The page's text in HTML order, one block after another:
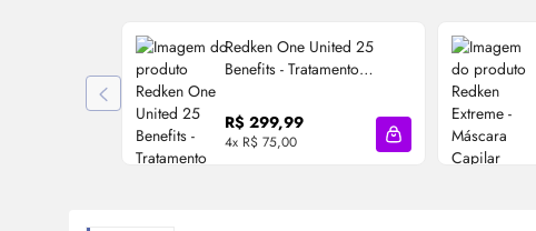
Redken One United 25
Benefits - Tratamento
R$ 299,99
4x R$ 75,00 Adicionar à sacola